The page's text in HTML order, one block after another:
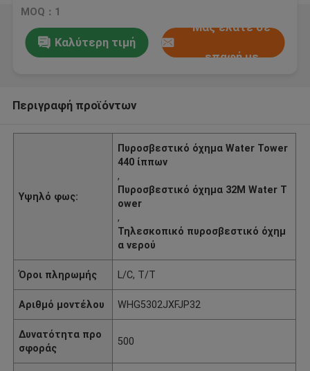
MOQ：1
Καλύτερη τιμή
Μας ελάτε σε
επαφή με
Περιγραφή προϊόντων
Υψηλό φως:
Πυροσβεστικό όχημα Water Tower
440 ίππων
,
Πυροσβεστικό όχημα 32M Water T
ower
,
Τηλεσκοπικό πυροσβεστικό όχημ
α νερού
Όροι πληρωμής L/C, T/T
Αριθμό μοντέλου WHG5302JXFJP32
Δυνατότητα προ
σφοράς
500